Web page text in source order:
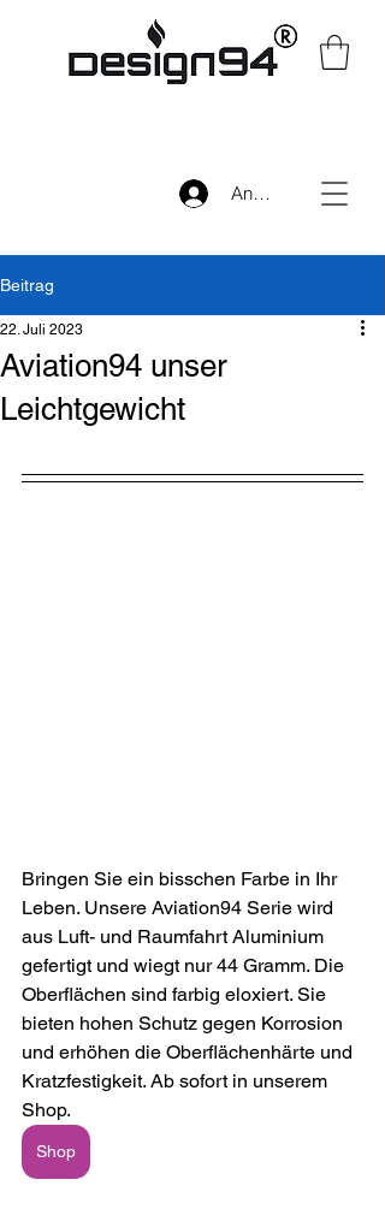
Anmelden
Beitrag
Aviation94 unser
Leichtgewicht
22. Juli 2023
Bringen Sie ein bisschen Farbe in Ihr
Leben. Unsere Aviation94 Serie wird
aus Luft- und Raumfahrt Aluminium
gefertigt und wiegt nur 44 Gramm. Die
Oberflächen sind farbig eloxiert. Sie
bieten hohen Schutz gegen Korrosion
und erhöhen die Oberflächenhärte und
Kratzfestigkeit. Ab sofort in unserem
Shop.
Shop